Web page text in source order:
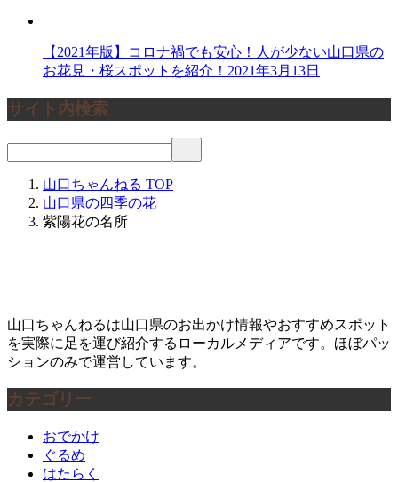
【2021年版】コロナ禍でも安心！人が少ない山口県の
お花見・桜スポットを紹介！ 2021年3月13日
サイト内検索
山口ちゃんねる TOP
山口県の四季の花
紫陽花の名所
山口ちゃんねるは山口県のお出かけ情報やおすすめスポット
を実際に足を運び紹介するローカルメディアです。ほぼパッ
ションのみで運営しています。
カテゴリー
おでかけ
ぐるめ
はたらく